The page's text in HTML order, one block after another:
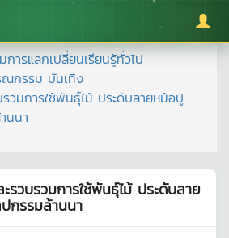
การแลกเปลี่ยนเรียนรู้ทั่วไป
กรรม บันเทิง
วมการใช้พันธุ์ไม้ ประดับลายหม้อปู
นนา
รวบรวมการใช้พันธุ์ไม้ ประดับลาย
กรรมล้านนา